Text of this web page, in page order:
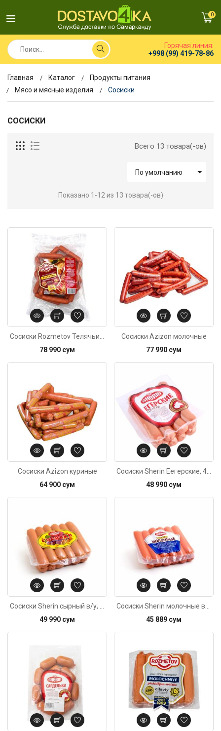
0
Горячая линия:
+998 (99) 419-78-86
Главная Каталог
Продукты питания
Мясо и мясные изделия
Сосиски
СОСИСКИ
Всего 13 товара(-ов)
По умолчанию 
Показано 1-12 из 13 товара(-ов)
78 990 сум
Код: 6402
Сосиски Azizon молочные
77 990 сум
Сосиски Azizon куриные
64 900 сум
48 990 сум
49 990 сум
45 889 сум